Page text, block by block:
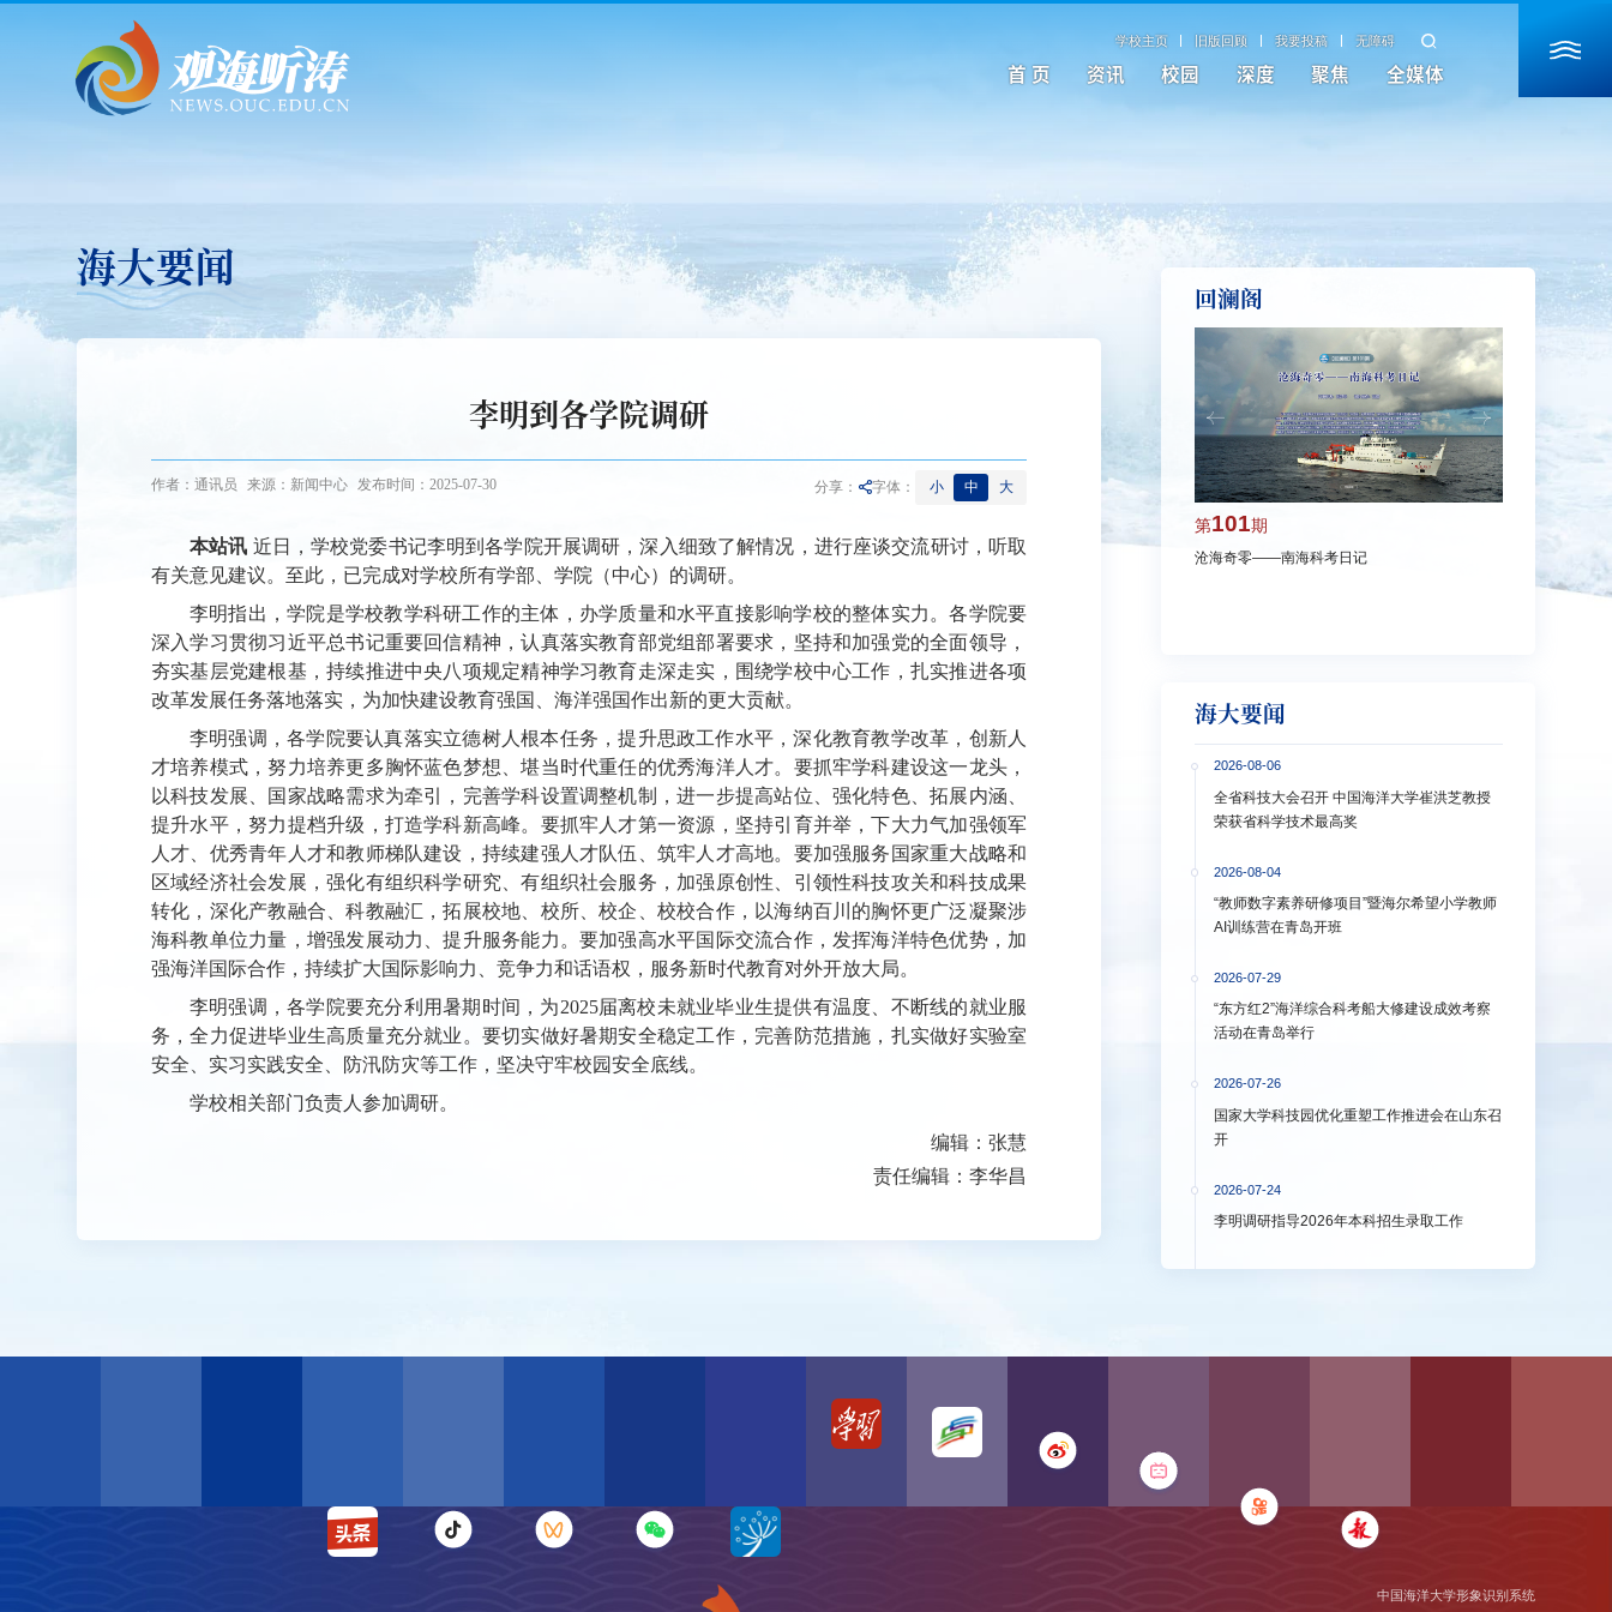
学校主页 旧版回顾 我要投稿 无障碍
首 页 资讯 校园 深度 聚焦 全媒体
海大要闻
李明到各学院调研
作者：通讯员 来源：新闻中心 发布时间：2025-07-30 分享： 字体： 小 中 大
本站讯 近日，学校党委书记李明到各学院开展调研，深入细致了解情况，进行座谈交流研讨，听取
有关意见建议。至此，已完成对学校所有学部、学院（中心）的调研。
李明指出，学院是学校教学科研工作的主体，办学质量和水平直接影响学校的整体实力。各学院要
深入学习贯彻习近平总书记重要回信精神，认真落实教育部党组部署要求，坚持和加强党的全面领导，
夯实基层党建根基，持续推进中央八项规定精神学习教育走深走实，围绕学校中心工作，扎实推进各项
改革发展任务落地落实，为加快建设教育强国、海洋强国作出新的更大贡献。
李明强调，各学院要认真落实立德树人根本任务，提升思政工作水平，深化教育教学改革，创新人
才培养模式，努力培养更多胸怀蓝色梦想、堪当时代重任的优秀海洋人才。要抓牢学科建设这一龙头，
以科技发展、国家战略需求为牵引，完善学科设置调整机制，进一步提高站位、强化特色、拓展内涵、
提升水平，努力提档升级，打造学科新高峰。要抓牢人才第一资源，坚持引育并举，下大力气加强领军
人才、优秀青年人才和教师梯队建设，持续建强人才队伍、筑牢人才高地。要加强服务国家重大战略和
区域经济社会发展，强化有组织科学研究、有组织社会服务，加强原创性、引领性科技攻关和科技成果
转化，深化产教融合、科教融汇，拓展校地、校所、校企、校校合作，以海纳百川的胸怀更广泛凝聚涉
海科教单位力量，增强发展动力、提升服务能力。要加强高水平国际交流合作，发挥海洋特色优势，加
强海洋国际合作，持续扩大国际影响力、竞争力和话语权，服务新时代教育对外开放大局。
李明强调，各学院要充分利用暑期时间，为2025届离校未就业毕业生提供有温度、不断线的就业服
务，全力促进毕业生高质量充分就业。要切实做好暑期安全稳定工作，完善防范措施，扎实做好实验室
安全、实习实践安全、防汛防灾等工作，坚决守牢校园安全底线。
学校相关部门负责人参加调研。
编辑：张慧
责任编辑：李华昌
回澜阁
第101期
沧海奇零——南海科考日记
洋大学多措并
海大要闻
2026-08-06
全省科技大会召开 中国海洋大学崔洪芝教授
荣获省科学技术最高奖
2026-08-04
“教师数字素养研修项目”暨海尔希望小学教师
AI训练营在青岛开班
2026-07-29
“东方红2”海洋综合科考船大修建设成效考察
活动在青岛举行
2026-07-26
国家大学科技园优化重塑工作推进会在山东召
开
2026-07-24
李明调研指导2026年本科招生录取工作
中国海洋大学形象识别系统